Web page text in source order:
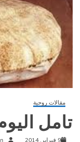
مقالات روحية
تامل
9 فبراير, 2014